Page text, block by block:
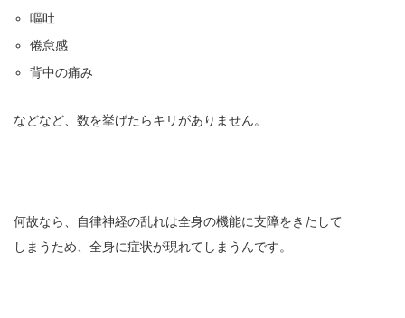
嘔吐
倦怠感
背中の痛み
などなど、数を挙げたらキリがありません。
何故なら、自律神経の乱れは全身の機能に支障をきたして
しまうため、全身に症状が現れてしまうんです。